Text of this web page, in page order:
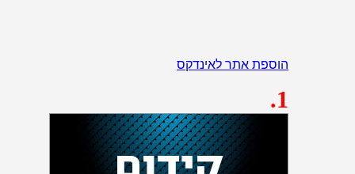
הוספת אתר לאינדקס
.1